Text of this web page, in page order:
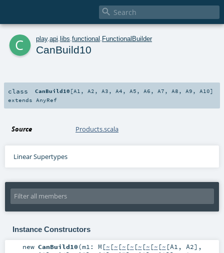

c play. api libs functional FunctionalBuilder
CanBuild10
class CanBuild10 [A1 , A2 , A3 , A4 , A5 , A6 , A7 , A8 , A9 , A10]
extends AnyRef
Source Products.scala
Linear Supertypes
Instance Constructors
new CanBuild10(m1: M [~ [~ [~ [~ [~ [~ [~ [~ [A1 , A2],